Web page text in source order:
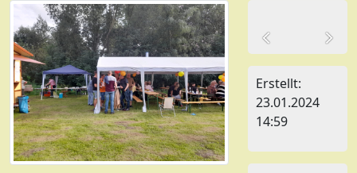
Erstellt:
23.01.2024
14:59